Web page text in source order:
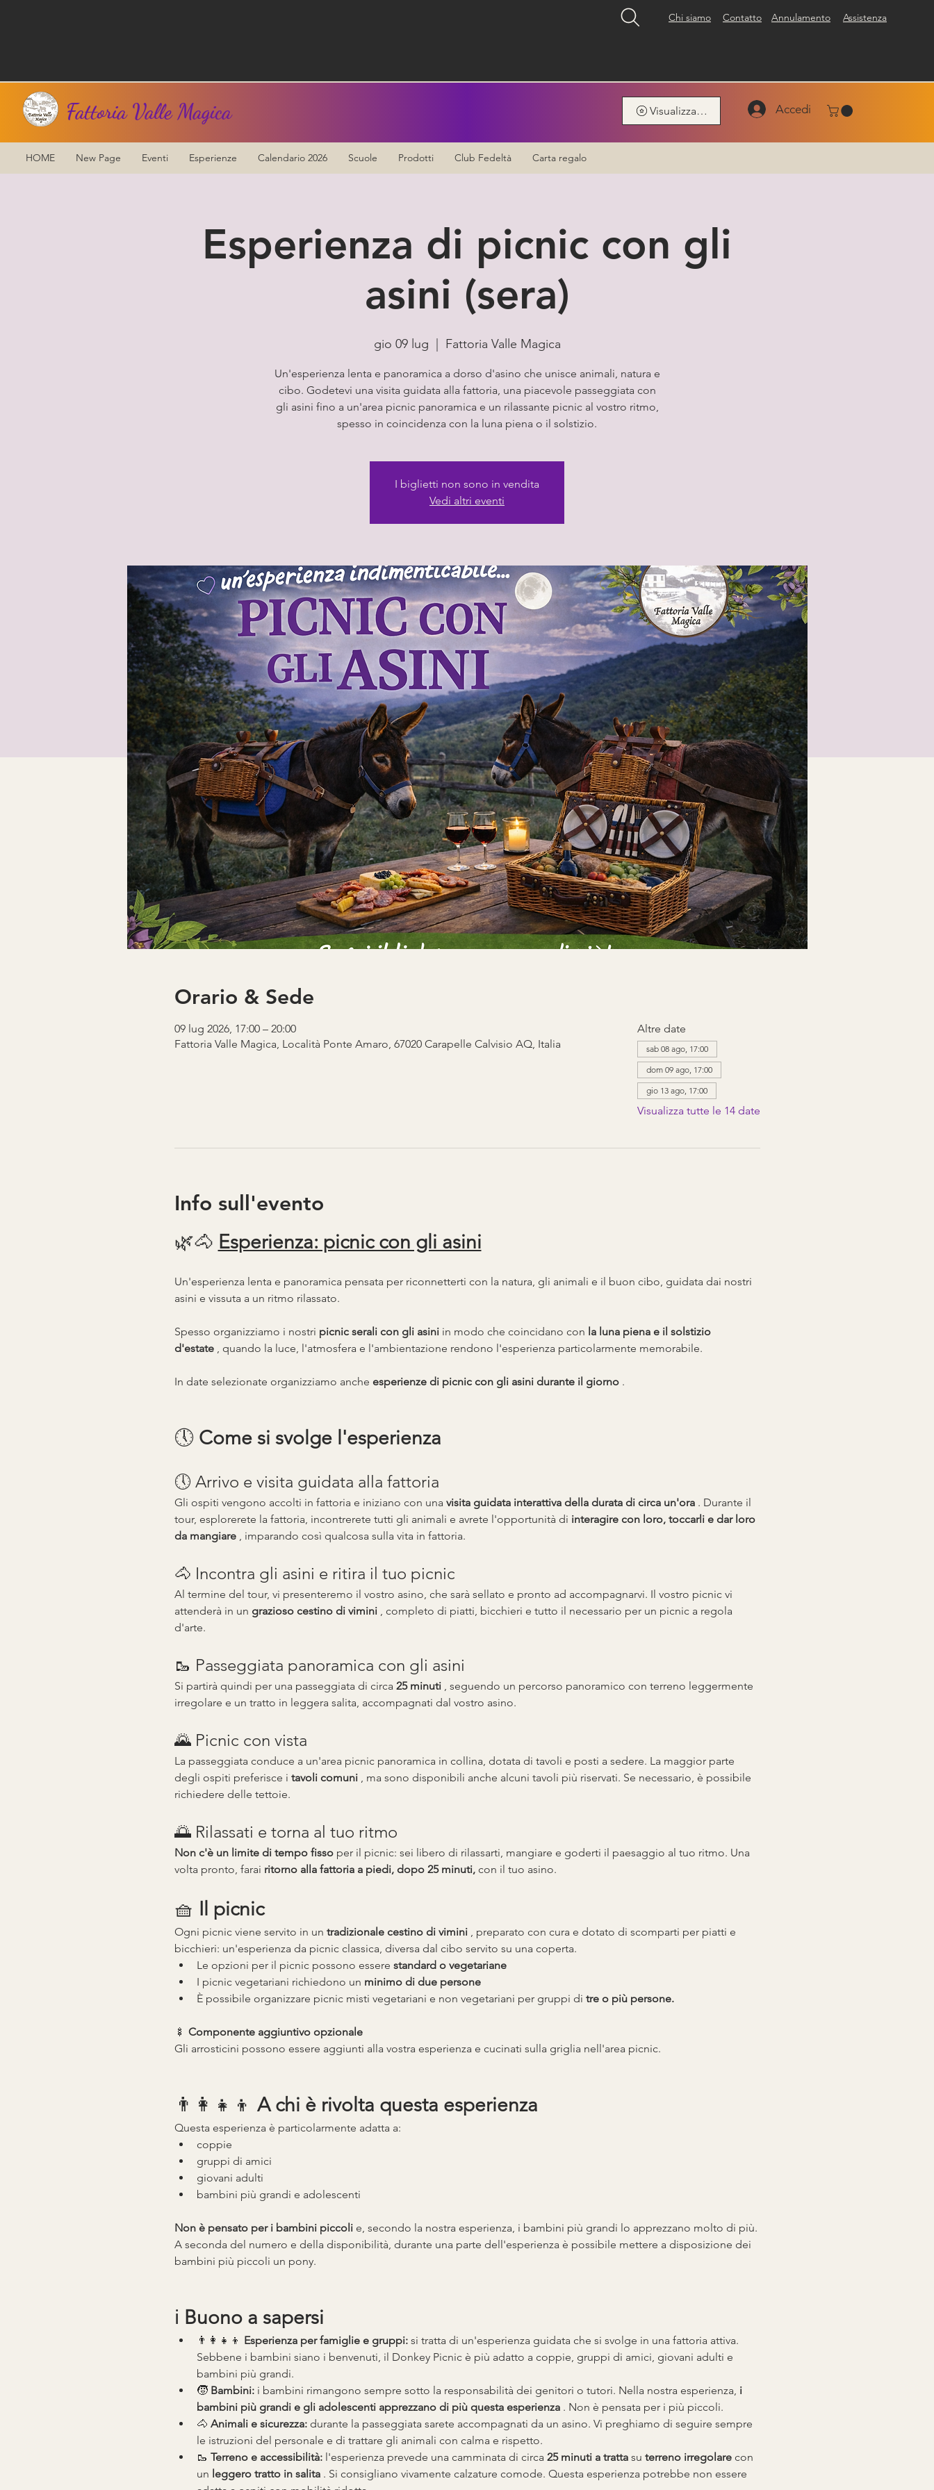
Chi siamo Contatto Annulamento Assistenza
Fattoria Valle Magica Visualizza punti Accedi
HOME New Page Eventi Esperienze Calendario 2026 Scuole Prodotti Club Fedeltà Carta regalo
Esperienza di picnic con gli
asini (sera)
gio 09 lug Fattoria Valle Magica
Un'esperienza lenta e panoramica a dorso d'asino che unisce animali, natura e
cibo. Godetevi una visita guidata alla fattoria, una piacevole passeggiata con
gli asini fino a un'area picnic panoramica e un rilassante picnic al vostro ritmo,
spesso in coincidenza con la luna piena o il solstizio.
I biglietti non sono in vendita
Vedi altri eventi
Orario & Sede
09 lug 2026, 17:00 – 20:00
Fattoria Valle Magica, Località Ponte Amaro, 67020 Carapelle Calvisio AQ, Italia
Altre date
sab 08 ago, 17:00
dom 09 ago, 17:00
gio 13 ago, 17:00
Visualizza tutte le 14 date
Info sull'evento
🌿🐴 Esperienza: picnic con gli asini
Un'esperienza lenta e panoramica pensata per riconnetterti con la natura, gli animali e il buon cibo, guidata dai nostri
asini e vissuta a un ritmo rilassato.
Spesso organizziamo i nostri picnic serali con gli asini in modo che coincidano con la luna piena e il solstizio
d'estate , quando la luce, l'atmosfera e l'ambientazione rendono l'esperienza particolarmente memorabile.
In date selezionate organizziamo anche esperienze di picnic con gli asini durante il giorno .
🕔 Come si svolge l'esperienza
🕔 Arrivo e visita guidata alla fattoria
Gli ospiti vengono accolti in fattoria e iniziano con una visita guidata interattiva della durata di circa un'ora . Durante il
tour, esplorerete la fattoria, incontrerete tutti gli animali e avrete l'opportunità di interagire con loro, toccarli e dar loro
da mangiare , imparando così qualcosa sulla vita in fattoria.
🐴 Incontra gli asini e ritira il tuo picnic
Al termine del tour, vi presenteremo il vostro asino, che sarà sellato e pronto ad accompagnarvi. Il vostro picnic vi
attenderà in un grazioso cestino di vimini , completo di piatti, bicchieri e tutto il necessario per un picnic a regola
d'arte.
🥾 Passeggiata panoramica con gli asini
Si partirà quindi per una passeggiata di circa 25 minuti , seguendo un percorso panoramico con terreno leggermente
irregolare e un tratto in leggera salita, accompagnati dal vostro asino.
🌄 Picnic con vista
La passeggiata conduce a un'area picnic panoramica in collina, dotata di tavoli e posti a sedere. La maggior parte
degli ospiti preferisce i tavoli comuni , ma sono disponibili anche alcuni tavoli più riservati. Se necessario, è possibile
richiedere delle tettoie.
🌅 Rilassati e torna al tuo ritmo
Non c'è un limite di tempo fisso per il picnic: sei libero di rilassarti, mangiare e goderti il paesaggio al tuo ritmo. Una
volta pronto, farai ritorno alla fattoria a piedi, dopo 25 minuti, con il tuo asino.
🧺 Il picnic
Ogni picnic viene servito in un tradizionale cestino di vimini , preparato con cura e dotato di scomparti per piatti e
bicchieri: un'esperienza da picnic classica, diversa dal cibo servito su una coperta.
Le opzioni per il picnic possono essere standard o vegetariane
I picnic vegetariani richiedono un minimo di due persone
È possibile organizzare picnic misti vegetariani e non vegetariani per gruppi di tre o più persone.
🍢 Componente aggiuntivo opzionale
Gli arrosticini possono essere aggiunti alla vostra esperienza e cucinati sulla griglia nell'area picnic.
👨👩👧👦 A chi è rivolta questa esperienza
Questa esperienza è particolarmente adatta a:
coppie
gruppi di amici
giovani adulti
bambini più grandi e adolescenti
Non è pensato per i bambini piccoli e, secondo la nostra esperienza, i bambini più grandi lo apprezzano molto di più.
A seconda del numero e della disponibilità, durante una parte dell'esperienza è possibile mettere a disposizione dei
bambini più piccoli un pony.
ℹ️ Buono a sapersi
👨👩👧👦 Esperienza per famiglie e gruppi: si tratta di un'esperienza guidata che si svolge in una fattoria attiva.
Sebbene i bambini siano i benvenuti, il Donkey Picnic è più adatto a coppie, gruppi di amici, giovani adulti e
bambini più grandi.
🧒 Bambini: i bambini rimangono sempre sotto la responsabilità dei genitori o tutori. Nella nostra esperienza, i
bambini più grandi e gli adolescenti apprezzano di più questa esperienza . Non è pensata per i più piccoli.
🐴 Animali e sicurezza: durante la passeggiata sarete accompagnati da un asino. Vi preghiamo di seguire sempre
le istruzioni del personale e di trattare gli animali con calma e rispetto.
🥾 Terreno e accessibilità: l'esperienza prevede una camminata di circa 25 minuti a tratta su terreno irregolare con
un leggero tratto in salita . Si consigliano vivamente calzature comode. Questa esperienza potrebbe non essere